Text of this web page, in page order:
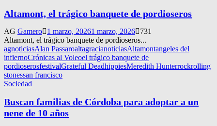
Altamont, el trágico banquete de pordioseros
AG Gamero 1 marzo, 20261 marzo, 2026
731
Altamont, el trágico banquete de pordioseros...
agnoticiasAlan PassaroaltagracianoticiasAltamontangeles del
infiernoCrónicas al Voleoel trágico banquete de
pordioserosfestivalGrateful DeadhippiesMeredith Hunterrockrolling
stonessan francisco
Sociedad
Buscan familias de Córdoba para adoptar a un
nene de 10 años